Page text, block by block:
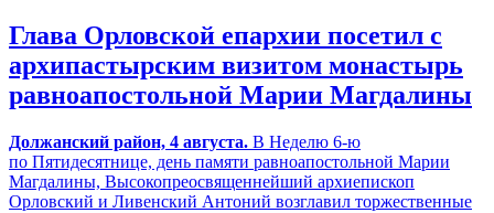
Глава Орловской епархии посетил с
архипастырским визитом монастырь
равноапостольной Марии Магдалины
Должанский район, 4 августа. В Неделю 6-ю
по Пятидесятнице, день памяти равноапостольной Марии
Магдалины, Высокопреосвященнейший архиепископ
Орловский и Ливенский Антоний возглавил торжественные